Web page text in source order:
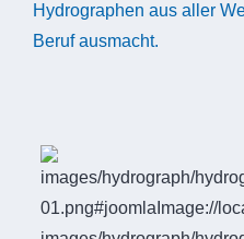
Hydrographen aus aller
Beruf ausmacht.